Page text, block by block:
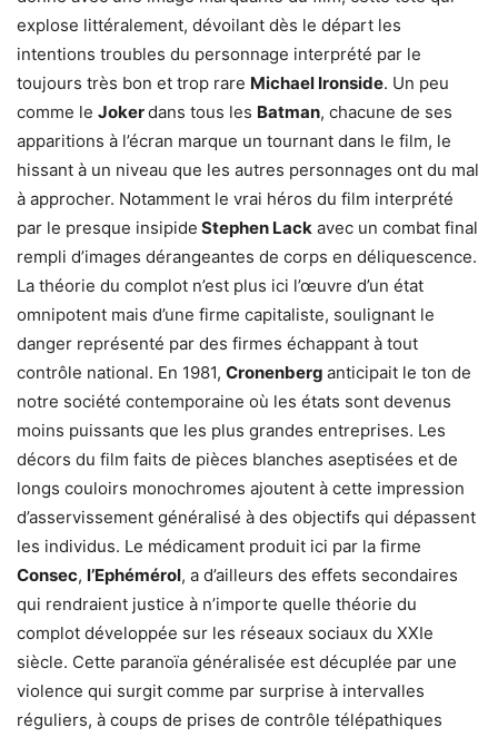
explose littéralement, dévoilant dès le départ les
intentions troubles du personnage interprété par le
toujours très bon et trop rare Michael Ironside. Un peu
comme le Jokerdans tous les Batman, chacune de ses
apparitions à l’écran marque un tournant dans le film, le
hissant à un niveau que les autres personnages ont du mal
à approcher. Notamment le vrai héros du film interprété
par le presque insipide Stephen Lack avec un combat final
rempli d’images dérangeantes de corps en déliquescence.
La théorie du complot n’est plus ici l’œuvre d’un état
omnipotent mais d’une firme capitaliste, soulignant le
danger représenté par des firmes échappant à tout
contrôle national. En 1981, Cronenberg anticipait le ton de
notre société contemporaine où les états sont devenus
moins puissants que les plus grandes entreprises. Les
décors du film faits de pièces blanches aseptisées et de
longs couloirs monochromes ajoutent à cette impression
d’asservissement généralisé à des objectifs qui dépassent
les individus. Le médicament produit ici par la firme
Consec, l’Ephémérol, a d’ailleurs des effets secondaires
qui rendraient justice à n’importe quelle théorie du
complot développée sur les réseaux sociaux du XXIe
siècle. Cette paranoïa généralisée est décuplée par une
violence qui surgit comme par surprise à intervalles
réguliers, à coups de prises de contrôle télépathiques